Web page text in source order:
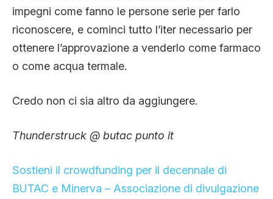
impegni come fanno le persone serie per farlo
riconoscere, e cominci tutto l’iter necessario per
ottenere l’approvazione a venderlo come farmaco
o come acqua termale.
Credo non ci sia altro da aggiungere.
Thunderstruck @ butac punto it
Sostieni il crowdfunding per il decennale di
BUTAC e Minerva – Associazione di divulgazione